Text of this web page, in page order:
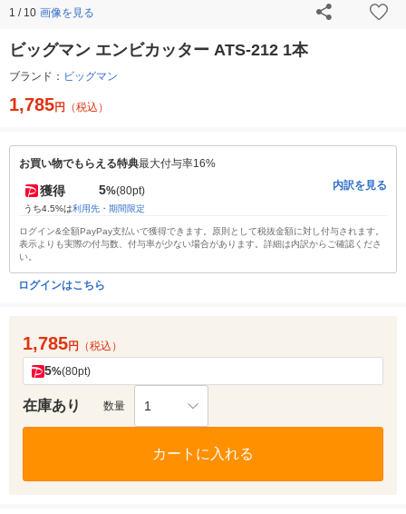
1 / 10 画像を見る
ビッグマン エンビカッター ATS-212 1本
ブランド： ビッグマン
1,785円 （税込）
お買い物でもらえる特典最大付与率16%
獲得 5%(80pt)
うち4.5%は利用先・期間限定
内訳を見る
ログイン&全額PayPay支払いで獲得できます。原則として税抜金額に対し付与されます。
表示よりも実際の付与数、付与率が少ない場合があります。詳細は内訳からご確認くださ
い。
ログインはこちら
1,785円 （税込）
5%(80pt)
在庫あり 数量 1
カートに入れる